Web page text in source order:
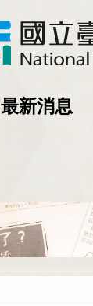
最新消息